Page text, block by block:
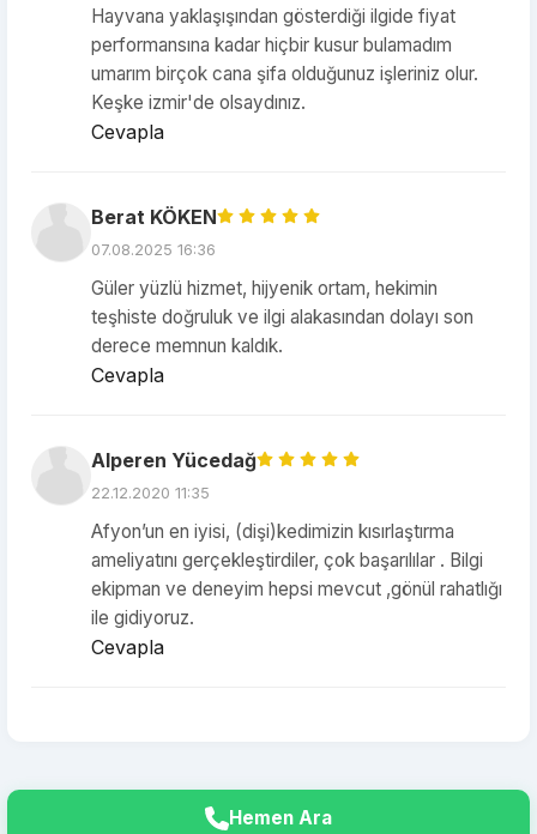
Hayvana yaklaşışından gösterdiği ilgide fiyat
performansına kadar hiçbir kusur bulamadım
umarım birçok cana şifa olduğunuz işleriniz olur.
Keşke izmir'de olsaydınız.
Cevapla
Berat KÖKEN
07.08.2025 16:36
Güler yüzlü hizmet, hijyenik ortam, hekimin
teşhiste doğruluk ve ilgi alakasından dolayı son
derece memnun kaldık.
Cevapla
Alperen Yücedağ
22.12.2020 11:35
Afyon’un en iyisi, (dişi)kedimizin kısırlaştırma
ameliyatını gerçekleştirdiler, çok başarılılar . Bilgi
ekipman ve deneyim hepsi mevcut ,gönül rahatlığı
ile gidiyoruz.
Cevapla
Hemen Ara